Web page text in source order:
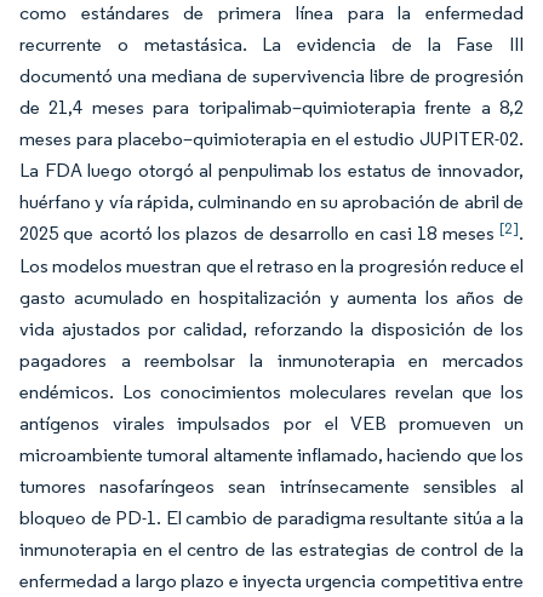
como estándares de primera línea para la enfermedad
recurrente o metastásica. La evidencia de la Fase III
documentó una mediana de supervivencia libre de progresión
de 21,4 meses para toripalimab–quimioterapia frente a 8,2
meses para placebo–quimioterapia en el estudio JUPITER-02.
La FDA luego otorgó al penpulimab los estatus de innovador,
huérfano y vía rápida, culminando en su aprobación de abril de
2025 que acortó los plazos de desarrollo en casi 18 meses [2].
Los modelos muestran que el retraso en la progresión reduce el
gasto acumulado en hospitalización y aumenta los años de
vida ajustados por calidad, reforzando la disposición de los
pagadores a reembolsar la inmunoterapia en mercados
endémicos. Los conocimientos moleculares revelan que los
antígenos virales impulsados por el VEB promueven un
microambiente tumoral altamente inflamado, haciendo que los
tumores nasofaríngeos sean intrínsecamente sensibles al
bloqueo de PD-1. El cambio de paradigma resultante sitúa a la
inmunoterapia en el centro de las estrategias de control de la
enfermedad a largo plazo e inyecta urgencia competitiva entre